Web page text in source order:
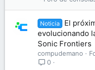
Noticia
El
evolucionando
Sonic Frontiers
compudemano
0